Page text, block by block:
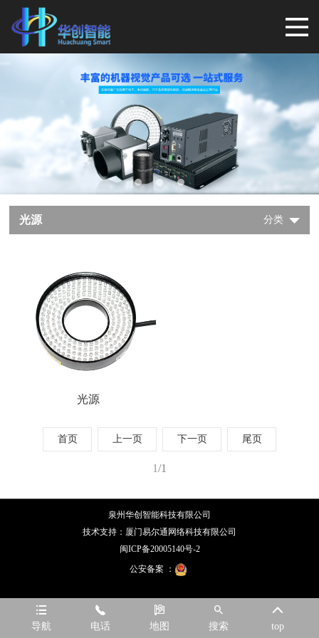

导航

电话

地图

搜索

top
光源 分类
光源
首页 上一页 下一页 尾页
1/1
泉州华创智能科技有限公司
技术支持： 厦门易尔通网络科技有限公司
闽ICP备20005140号-2
公安备案 ：